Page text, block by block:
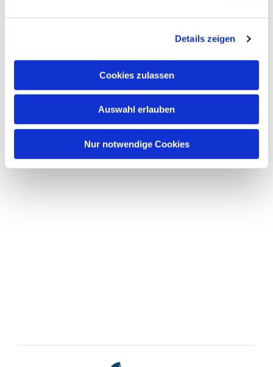
Details zeigen
Cookies zulassen
Auswahl erlauben
Nur notwendige Cookies